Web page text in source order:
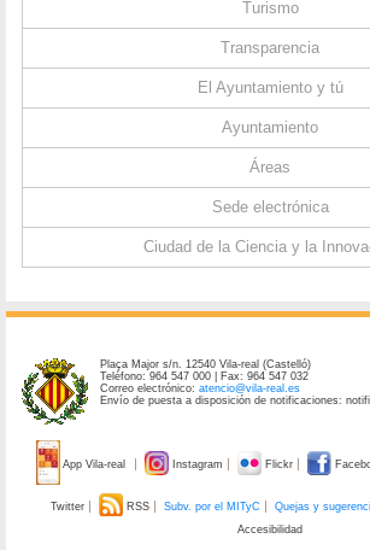
Turismo
Transparencia
El Ayuntamiento y tú
Ayuntamiento
Áreas
Sede electrónica
Ciudad de la Ciencia y la
Plaça Major s/n. 12540 Vila-real (Castelló)
Teléfono: 964 547 000 | Fax: 964 547 032
Correo electrónico:atencio@vila-real.es
Envío de puesta a disposición de notificaciones:
App Vila-real Instagram Flickr
Twitter RSS Subv. por el MITyC Quejas y
Accesibilidad